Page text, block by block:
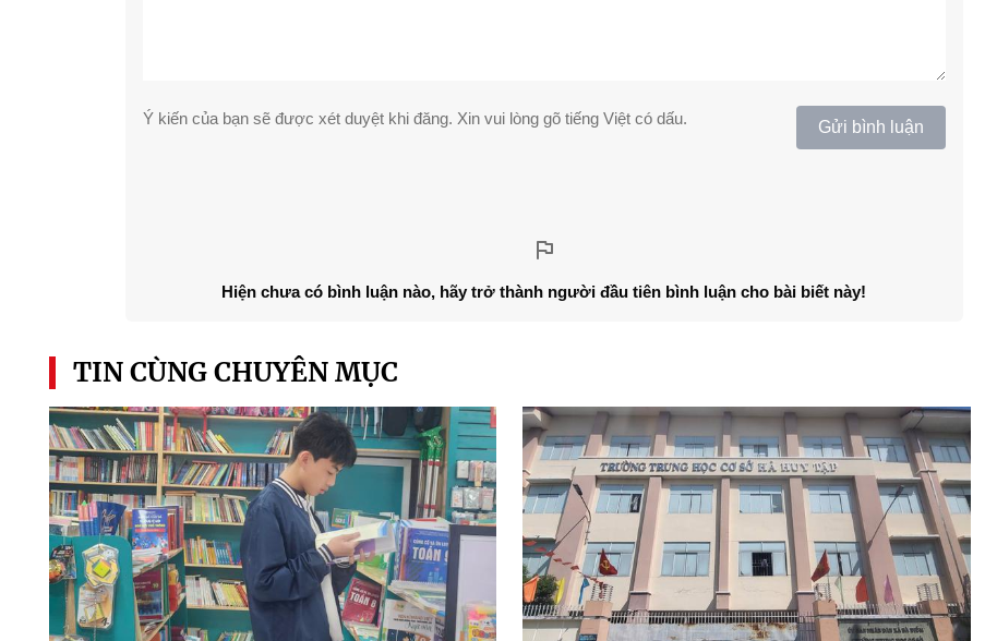
Ý kiến của bạn sẽ được xét duyệt khi đăng. Xin vui lòng gõ tiếng Việt có dấu. Gửi bình luận
Hiện chưa có bình luận nào, hãy trở thành người đầu tiên bình luận cho bài biết này!
TIN CÙNG CHUYÊN MỤC